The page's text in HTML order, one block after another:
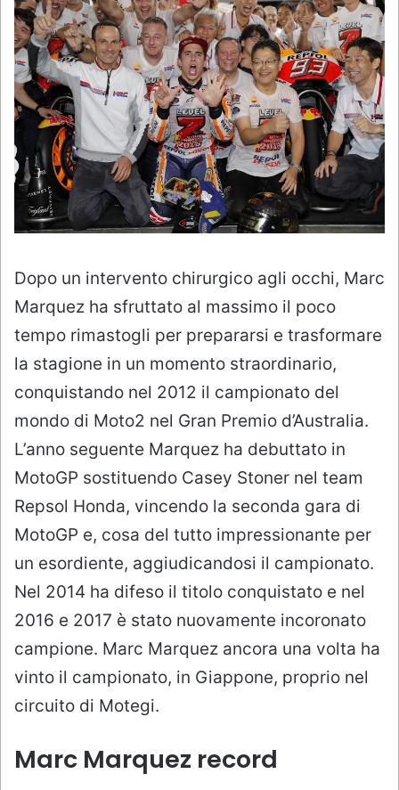
Dopo un intervento chirurgico agli occhi, Marc
Marquez ha sfruttato al massimo il poco
tempo rimastogli per prepararsi e trasformare
la stagione in un momento straordinario,
conquistando nel 2012 il campionato del
mondo di Moto2 nel Gran Premio d’Australia.
L’anno seguente Marquez ha debuttato in
MotoGP sostituendo Casey Stoner nel team
Repsol Honda, vincendo la seconda gara di
MotoGP e, cosa del tutto impressionante per
un esordiente, aggiudicandosi il campionato.
Nel 2014 ha difeso il titolo conquistato e nel
2016 e 2017 è stato nuovamente incoronato
campione. Marc Marquez ancora una volta ha
vinto il campionato, in Giappone, proprio nel
circuito di Motegi.
Marc Marquez record